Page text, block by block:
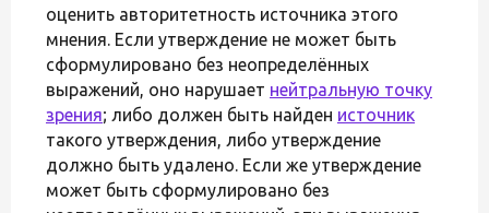
оценить авторитетность источника этого
мнения. Если утверждение не может быть
сформулировано без неопределённых
выражений, оно нарушает нейтральную точку
зрения; либо должен быть найден источник
такого утверждения, либо утверждение
должно быть удалено. Если же утверждение
может быть сформулировано без